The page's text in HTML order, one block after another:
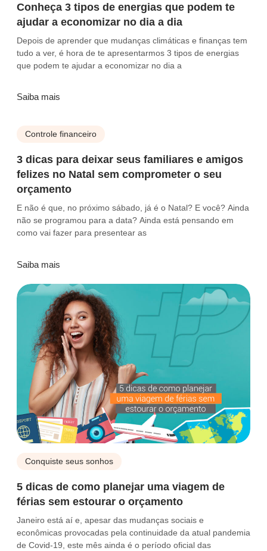
Conheça 3 tipos de energias que podem te
ajudar a economizar no dia a dia
Depois de aprender que mudanças climáticas e finanças tem
tudo a ver, é hora de te apresentarmos 3 tipos de energias
que podem te ajudar a economizar no dia a
Saiba mais
Controle financeiro
3 dicas para deixar seus familiares e amigos
felizes no Natal sem comprometer o seu
orçamento
E não é que, no próximo sábado, já é o Natal? E você? Ainda
não se programou para a data? Ainda está pensando em
como vai fazer para presentear as
Saiba mais
Conquiste seus sonhos
5 dicas de como planejar uma viagem de
férias sem estourar o orçamento
Janeiro está aí e, apesar das mudanças sociais e
econômicas provocadas pela continuidade da atual pandemia
de Covid-19, este mês ainda é o período oficial das